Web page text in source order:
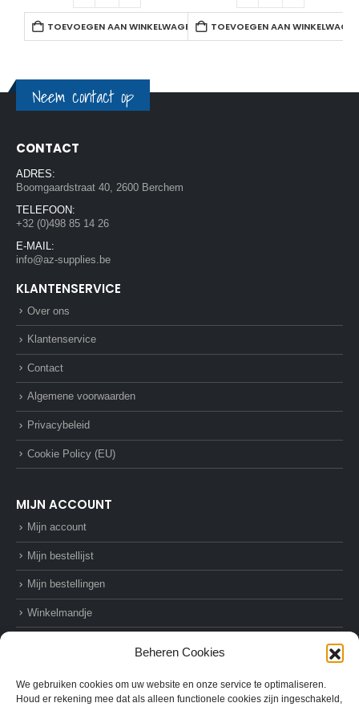
Beheren Cookies
We gebruiken cookies om uw website en onze service te optimaliseren.
Houd er rekening mee dat als alleen functionele cookies zijn ingeschakeld,
TOEVOEGEN AAN WINKELWAGEN TOEVOEGEN AAN
Neem contact op
CONTACT
ADRES:
Boomgaardstraat 40, 2600 Berchem
TELEFOON:
+32 (0)498 85 14 26
E-MAIL:
info@az-supplies.be
KLANTENSERVICE
Over ons
Klantenservice
Contact
Algemene voorwaarden
Privacybeleid
Cookie Policy (EU)
MIJN ACCOUNT
Mijn account
Mijn bestellijst
Mijn bestellingen
Winkelmandje